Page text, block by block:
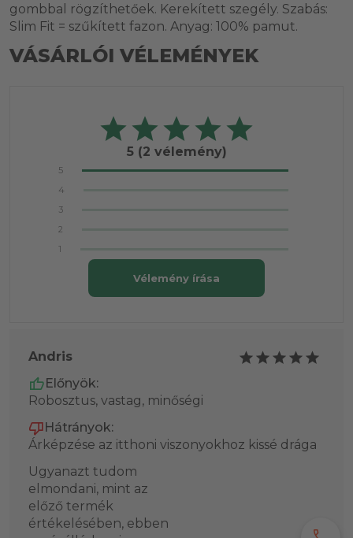
gombbal rögzíthetőek. Kerekített szegély. Szabás:
Slim Fit = szűkített fazon. Anyag: 100% pamut.
VÁSÁRLÓI VÉLEMÉNYEK
5 (2 vélemény)
5
4
3
2
1
Vélemény írása
Andris
Előnyök:
Robosztus, vastag, minőségi
Hátrányok:
Árképzése az itthoni viszonyokhoz kissé drága
Ugyanazt tudom
elmondani, mint az
előző termék
értékelésében, ebben